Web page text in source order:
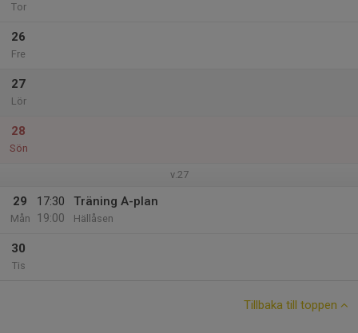
Tor
26
Fre
27
Lör
28
Sön
v.27
29
Mån
17:30
19:00
Träning A-plan
Hällåsen
30
Tis
Tillbaka till toppen